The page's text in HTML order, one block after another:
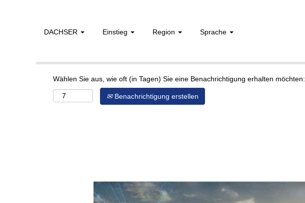
DACHSER Einstieg Region Sprache
Mehr Optionen anzeigen
Wählen Sie aus, wie oft (in Tagen) Sie eine Benachrichtigung erhalten möchten:
Benachrichtigung erstellen